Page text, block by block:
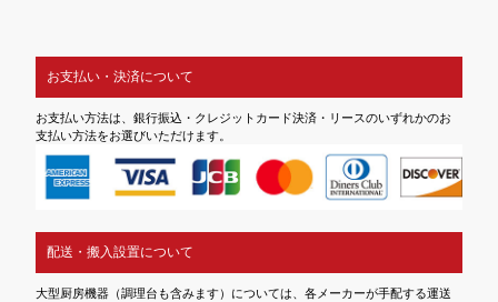
お支払い・決済について
お支払い方法は、銀行振込・クレジットカード決済・リースのいずれかのお
支払い方法をお選びいただけます。
配送・搬入設置について
大型厨房機器（調理台も含みます）については、各メーカーが手配する運送